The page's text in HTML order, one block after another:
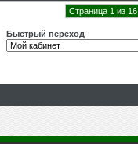
Страница 1 из 16
Быстрый переход